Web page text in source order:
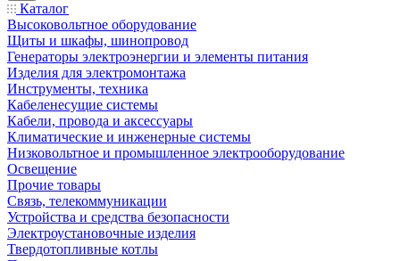
Каталог
Высоковольтное оборудование
Щиты и шкафы, шинопровод
Генераторы электроэнергии и элементы питания
Изделия для электромонтажа
Инструменты, техника
Кабеленесущие системы
Кабели, провода и аксессуары
Климатические и инженерные системы
Низковольтное и промышленное электрооборудование
Освещение
Прочие товары
Связь, телекоммуникации
Устройства и средства безопасности
Электроустановочные изделия
Твердотопливные котлы